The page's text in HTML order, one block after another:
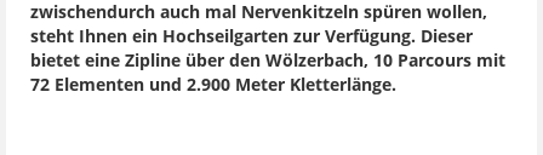
zwischendurch auch mal Nervenkitzeln spüren wollen,
steht Ihnen ein Hochseilgarten zur Verfügung. Dieser
bietet eine Zipline über den Wölzerbach, 10 Parcours mit
72 Elementen und 2.900 Meter Kletterlänge.